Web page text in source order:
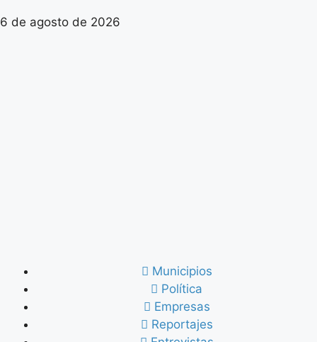
6 de agosto de 2026
Municipios
Política
Empresas
Reportajes